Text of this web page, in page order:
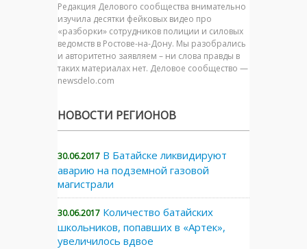
Редакция Делового сообщества внимательно
изучила десятки фейковых видео про
«разборки» сотрудников полиции и силовых
ведомств в Ростове-на-Дону. Мы разобрались
и авторитетно заявляем – ни слова правды в
таких материалах нет. Деловое сообщество —
newsdelo.com
НОВОСТИ РЕГИОНОВ
30.06.2017 В Батайске ликвидируют
аварию на подземной газовой
магистрали
30.06.2017 Количество батайских
школьников, попавших в «Артек»,
увеличилось вдвое